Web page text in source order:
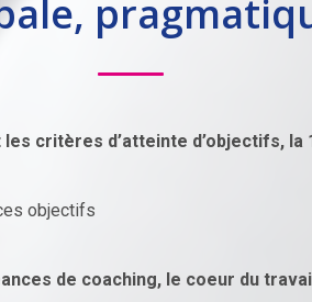
critères d’atteinte d’objectifs, la
objectifs
de coaching, le coeur du